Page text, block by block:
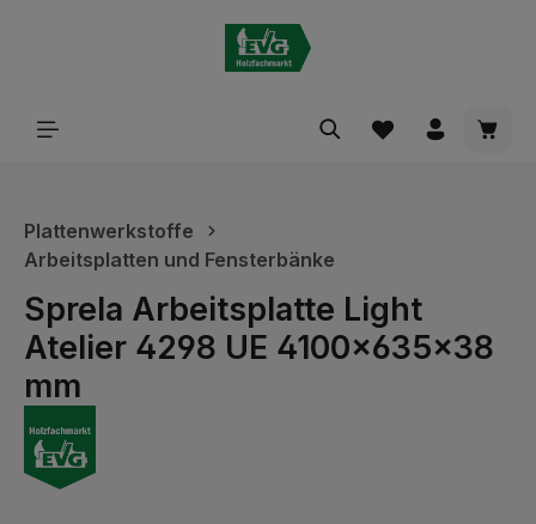
Plattenwerkstoffe
Arbeitsplatten und Fensterbänke
Sprela Arbeitsplatte Light
Atelier 4298 UE 4100x635x38
mm